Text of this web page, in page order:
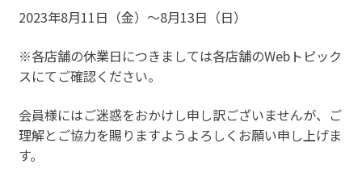
2023年8月11日（金）〜8月13日（日）
※各店舗の休業日につきましては各店舗のWebトピック
スにてご確認ください。
会員様にはご迷惑をおかけし申し訳ございませんが、ご
理解とご協力を賜りますようよろしくお願い申し上げま
す。